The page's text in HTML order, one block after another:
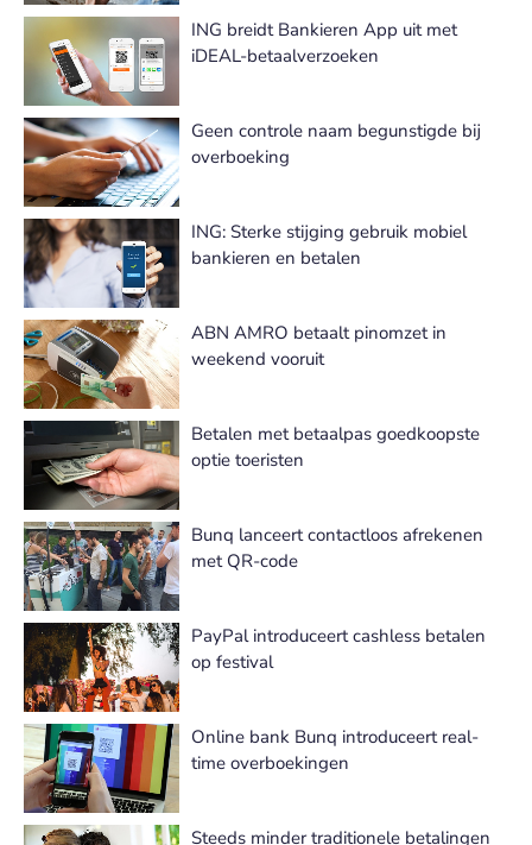
ING breidt Bankieren App uit met
iDEAL-betaalverzoeken
Geen controle naam begunstigde bij
overboeking
ING: Sterke stijging gebruik mobiel
bankieren en betalen
ABN AMRO betaalt pinomzet in
weekend vooruit
Betalen met betaalpas goedkoopste
optie toeristen
Bunq lanceert contactloos afrekenen
met QR-code
PayPal introduceert cashless betalen
op festival
Online bank Bunq introduceert real-
time overboekingen
Steeds minder traditionele betalingen